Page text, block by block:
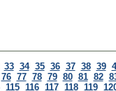
33 34 35 36 37 38 39
76 77 78 79 80 81 82
115 116 117 118 119